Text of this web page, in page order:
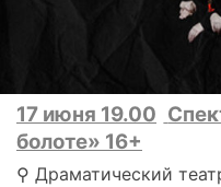
17 июня 19.00
болоте» 16+
⚲ Драматический